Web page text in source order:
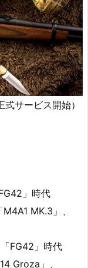
サービス開始）
」時代
MK.3」、
FG42」時代
Groza」、